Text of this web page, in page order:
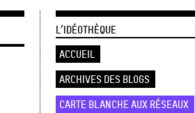
L’IDÉOTHÈQUE
ACCUEIL
ARCHIVES DES BLOGS
CARTE BLANCHE AUX RÉSEAUX